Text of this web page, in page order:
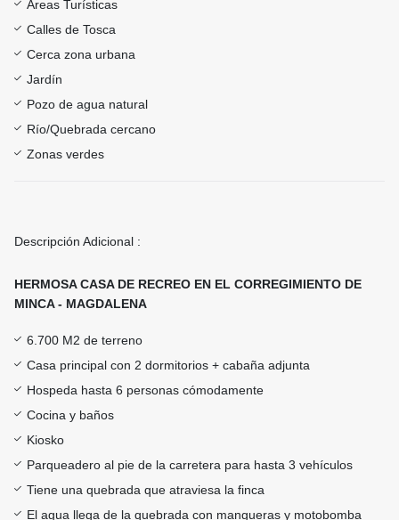
Áreas Turísticas
Calles de Tosca
Cerca zona urbana
Jardín
Pozo de agua natural
Río/Quebrada cercano
Zonas verdes
Descripción Adicional :
HERMOSA CASA DE RECREO EN EL CORREGIMIENTO DE
MINCA - MAGDALENA
6.700 M2 de terreno
Casa principal con 2 dormitorios + cabaña adjunta
Hospeda hasta 6 personas cómodamente
Cocina y baños
Kiosko
Parqueadero al pie de la carretera para hasta 3 vehículos
Tiene una quebrada que atraviesa la finca
El agua llega de la quebrada con mangueras y motobomba